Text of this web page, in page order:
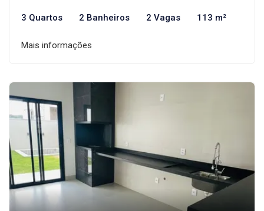
3 Quartos 2 Banheiros 2 Vagas 113 m²
Mais informações